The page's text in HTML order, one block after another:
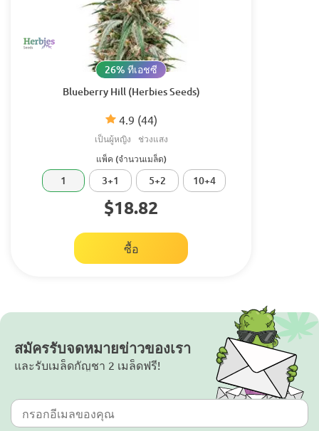
Blueberry Hill (Herbies Seeds)
4.9 (44)
26% ทีเอชซี
เป็นผู้หญิง ช่วงแสง
แพ็ค (จำนวนเมล็ด)
1 3+1 5+2 10+4
$18.82
ซื้อ
สมัครรับจดหมายข่าวของเรา
และรับเมล็ดกัญชา 2 เมล็ดฟรี!